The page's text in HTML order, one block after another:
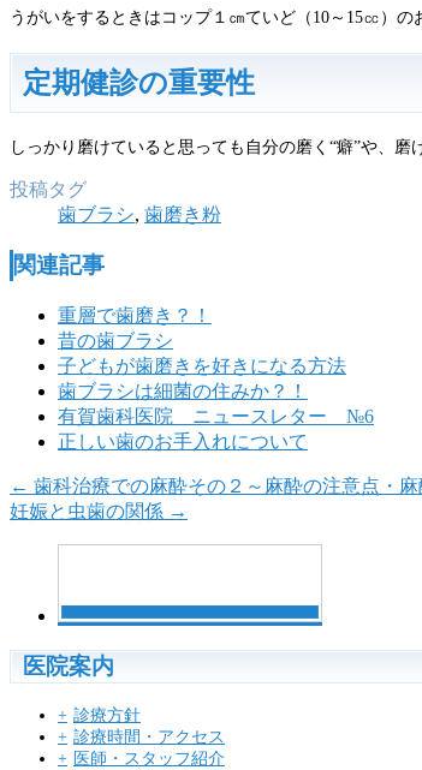
うがいをするときはコップ１㎝ていど（10～15㏄）
定期健診の重要性
しっかり磨けていると思っても自分の磨く“癖”や、
投稿タグ
歯ブラシ, 歯磨き粉
関連記事
重層で歯磨き？！
昔の歯ブラシ
子どもが歯磨きを好きになる方法
歯ブラシは細菌の住みか？！
有賀歯科医院 ニュースレター №6
正しい歯のお手入れについて
← 歯科治療での麻酔その２～麻酔の注意点・
妊娠と虫歯の関係 →
医院案内
診療方針
診療時間・アクセス
医師・スタッフ紹介